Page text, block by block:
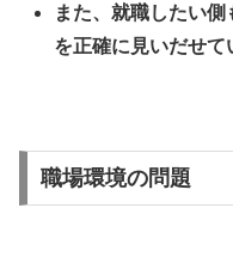
また、就職したい
を正確に見いだせて
職場環境の問題